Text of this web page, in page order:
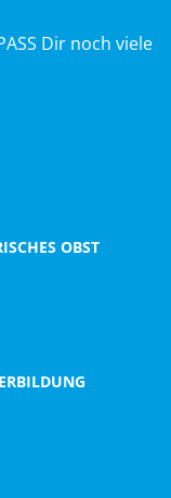
Dir noch viele
OBST